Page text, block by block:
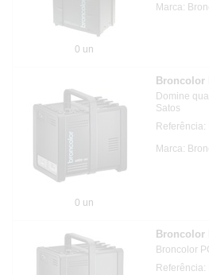
0 un
Marca:
0 un
Broncolor
Domine
Satos
Marca:
Broncolor
Broncolor